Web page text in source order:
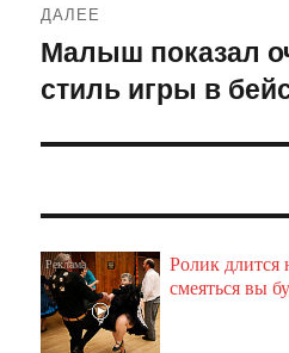
ДАЛЕЕ
Следующая
запись:
Малыш показал
стиль игры в
Ролик длится
смеяться вы